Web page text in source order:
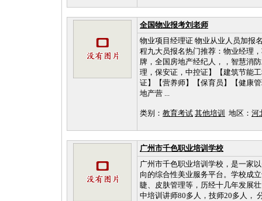
全国物业报考刘老师
物业项目经理证 物业从业人员加报
程九大员报名热门推荐：物业经理
牌，全国房地产经纪人，，智慧消
理，保安证，中控证】【建筑节能
证】【营养师】【保育员】【健康
地产营 ...
类别： 教育考试 其他培训 地区： 河
广州市千色职业培训学校
广州市千色职业培训学校，是一家
向的综合性美业服务平台。学校成
睫、皮肤管理等，历经十几年发展
中培训讲师80多人，技师20多人，